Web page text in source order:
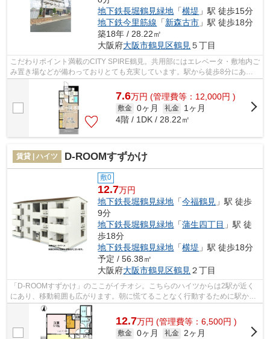
地下鉄長堀鶴見緑地 「横堤 」駅 徒歩15分
地下鉄今里筋線 「新森古市 」駅 徒歩18分
築18年 / 28.22㎡
大阪府大阪市鶴見区鶴見 ５丁目
こだわりポイント満載のCITY SPIRE鶴見。共用部にはエレベータ・敷地内ご
み置き場などが備わっておりとても充実しています。駅から徒歩8分にある
物件なので、電車利用が多い方にオスス...
7.6万円 (管理費等：12,000円 )
敷金 0ヶ月 礼金
1ヶ月
4階 / 1DK / 28.22㎡
賃貸 | ハイツ D-ROOMすずかけ
敷0
12.7万円
地下鉄長堀鶴見緑地 「今福鶴見 」駅 徒歩
9分
地下鉄長堀鶴見緑地 「蒲生四丁目 」駅 徒
歩18分
地下鉄長堀鶴見緑地 「横堤 」駅 徒歩18分
予定 / 56.38㎡
大阪府大阪市鶴見区鶴見 ２丁目
「D-ROOMすずかけ」のここがイチオシ。こちらのハイツからは2駅が近く
にあり、移動範囲も広がります。朝に慌てることなく行動するために駅から
徒歩9分の駅近ハイツはいかがでしょうか...
12.7万円 (管理費等：6,500円 )
敷金 0ヶ月 礼金
2ヶ月